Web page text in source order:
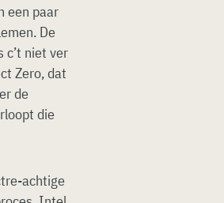
een paar
De
c’t niet ver
Zero, dat
de
die
achtige